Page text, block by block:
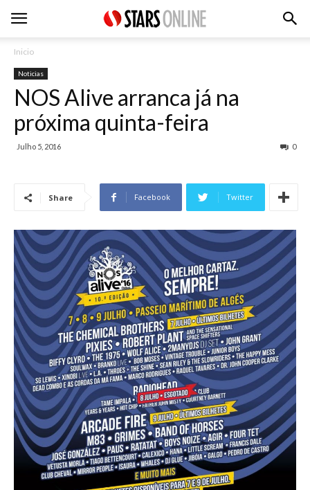
Inicio
Noticias
NOS Alive arranca já na
próxima quinta-feira
Julho 5, 2016 0
Share Facebook Twitter